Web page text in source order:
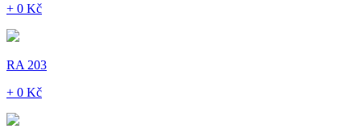
+ 0 Kč
RA 203
+ 0 Kč